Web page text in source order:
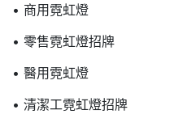
• 商用霓虹燈
• 零售霓虹燈招牌
• 醫用霓虹燈
• 清潔工霓虹燈招牌